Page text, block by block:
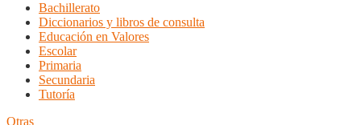
Bachillerato
Diccionarios y libros de consulta
Educación en Valores
Escolar
Primaria
Secundaria
Tutoría
Otras